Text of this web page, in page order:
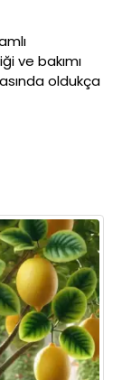
ve bakımı
oldukça